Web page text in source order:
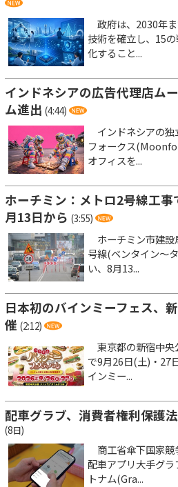
政府は、2030年
技術を確立し、15
化すること...
インドネシアの広告代理店ム
ム進出 (4:44)
インドネシアの独
フォークス
オフィスを...
ホーチミン：メトロ2号線工
月13日から (3:55)
ホーチミン市建設
号線(ベンタイン～
い、8月13...
日本初のバインミーフェス、
催 (2:12)
東京都の新宿中央
で9月26日(土)・27
インミー...
配車グラブ、消費者権利保護
(8日)
商工省傘下国家競
配車アプリ大手グ
トナム(Gra...